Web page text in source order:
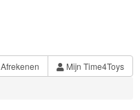
Afrekenen Mijn Time4Toys